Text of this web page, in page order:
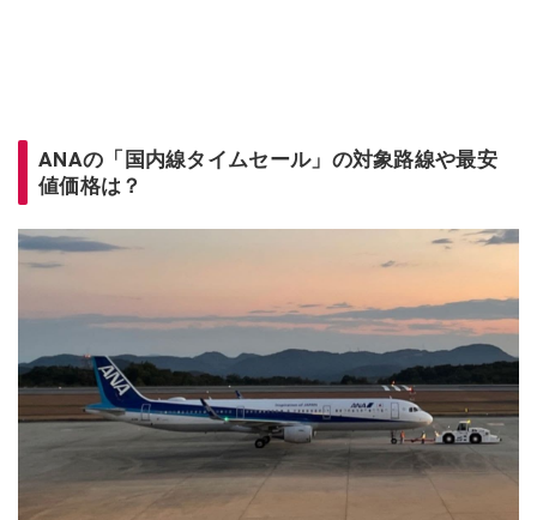
ANAの「国内線タイムセール」の対象路線や最安
値価格は？